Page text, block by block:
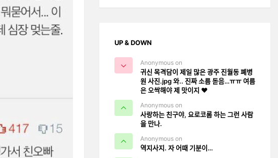
UP & DOWN
Anonymous on
귀신 목격담이 제일 많은 광주 진월동 폐병
원 사진.jpg 와.. 진짜 소름 돋음…ㅠㅠ 여름
은 오싹해야 제 맛이지 ❤️
Anonymous on
사랑하는 친구야, 요로코롬 하는 그런 사람
을 만나.
Anonymous on
역지사지. 자 어때 기분이…